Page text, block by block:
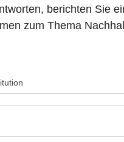
berichten Sie
zum Thema